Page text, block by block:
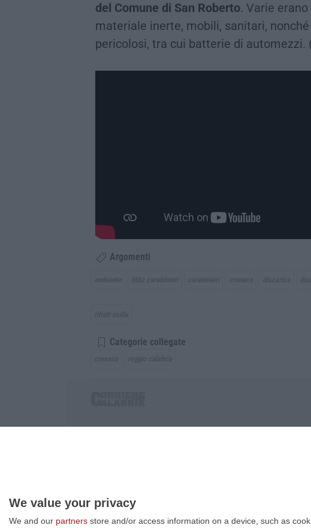
We value your privacy
We and our partners store and/or access information on a device, such as
del Comune di San Roberto. Varie
materiale inerte, mobili, sanitari,
pericolosi, tra cui batterie di automezzi.
Argomenti
Categorie collegate
P.IVA. 03199620794, Via del mare 6/G, S.Eufemia,
Iscrizione tribunale di Lamezia Terme 5/2011 - Direttore